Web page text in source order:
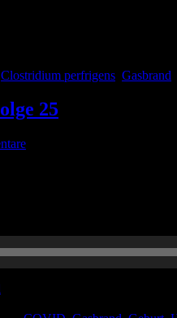
Clostridium perfrigens Gasbrand
25